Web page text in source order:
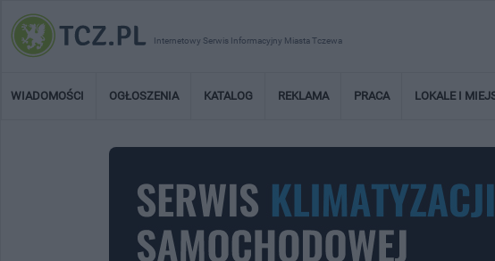
Internetowy Serwis Informacyjny Miasta Tczewa
WIADOMOŚCI OGŁOSZENIA KATALOG REKLAMA PRACA LOKALE I